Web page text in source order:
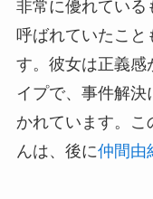
非常に優れている
呼ばれていたこと
す。彼女は正義感
イプで、事件解
かれています。こ
んは、後に仲間由